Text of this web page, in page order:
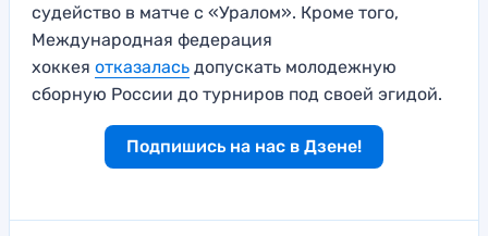
судейство в матче с «Уралом». Кроме того,
Международная федерация
хоккея отказалась допускать молодежную
сборную России до турниров под своей эгидой.
Подпишись на нас в Дзене!